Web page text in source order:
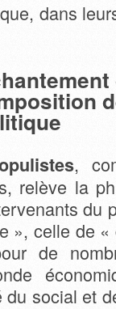
dans
,
relève la
du
», celle de
de
social et